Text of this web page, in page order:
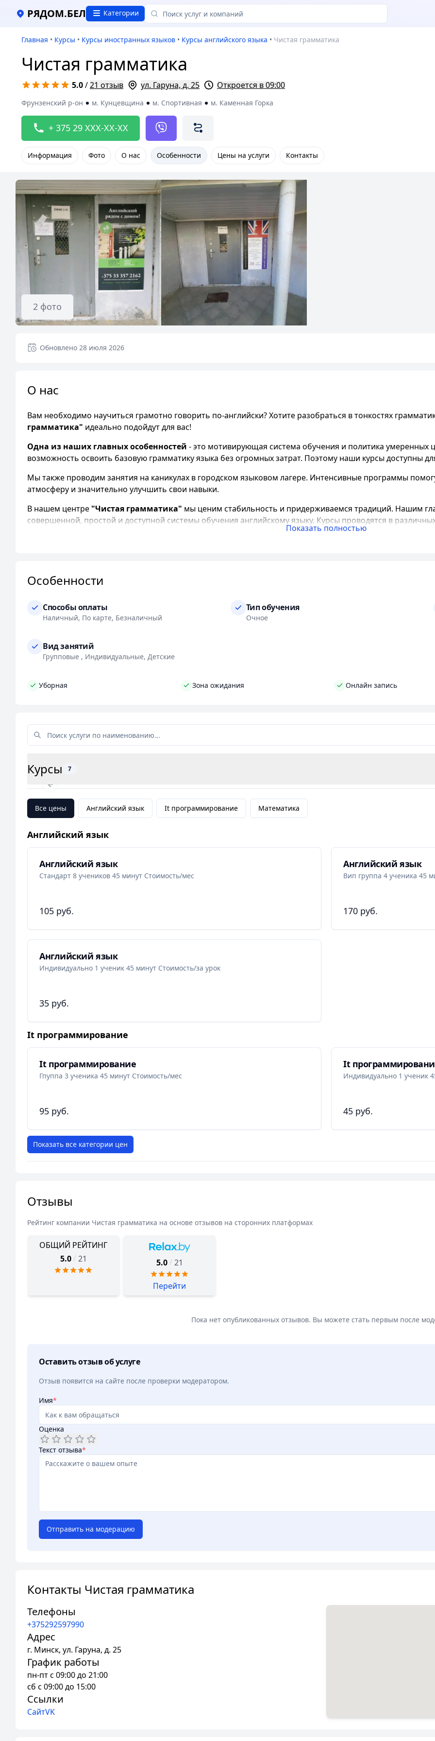
РЯДОМ.БЕЛ Категории
Главная • Курсы • Курсы иностранных языков • Курсы английского языка • Чистая грамматика
Чистая грамматика
5.0/21 отзыв ул. Гаруна, д. 25 Откроется в 09:00
Фрунзенский р-он м. Кунцевщина м. Спортивная м. Каменная Горка
+ 375 29 XXX-XX-XX
Информация Фото О нас Особенности Цены на услуги Контакты
2 фото
Обновлено 28 июля 2026
О нас
Вам необходимо научиться грамотно говорить по-английски? Хотите разобраться в тонкостях
грамматика" идеально подойдут для вас!
Одна из наших главных особенностей - это мотивирующая система обучения и политика
возможность освоить базовую грамматику языка без огромных затрат. Поэтому наши курсы доступны
Мы также проводим занятия на каникулах в городском языковом лагере. Интенсивные программы
атмосферу и значительно улучшить свои навыки.
В нашем центре "Чистая грамматика" мы ценим стабильность и придерживаемся традиций. Нашим
совершенной, простой и доступной системы обучения английскому языку. Курсы проводятся в
Что еще отличает нас от других? Мы постоянно работаем над совершенствованием нашей программы и
Онлайн запись на курсы и доступ к Wi-Fi - это еще одно преимущество, которое мы предлагаем нашим
ожидания для комфорта всех наших посетителей.
Мы стремимся быть ближе к вам, поэтому наши курсы доступны не только в утренние и вечерние часы,
индивидуальные занятия, так и групповые занятия, чтобы каждый мог выбрать наиболее удобный
курсы уже сейчас и начните говорить по-английски грамотно!
Показать полностью
Особенности
Способы оплаты
Наличный, По карте, Безналичный
Тип обучения
Очное
Вид занятий
Групповые , Индивидуальные, Детские
Уборная Зона ожидания Онлайн запись
Курсы 7
Previous slide
Все цены Английский язык It программирование Математика
Английский язык
Английский язык
Стандарт 8 учеников 45 минут Стоимость/мес
105 руб.
Английский язык
Вип группа 4 ученика 45
170 руб.
Английский язык
Индивидуально 1 ученик 45 минут Стоимость/за урок
35 руб.
It программирование
It программирование
Гпуппа 3 ученика 45 минут Стоимость/мес
95 руб.
It
Индивидуально 1 ученик
45 руб.
Показать все категории цен
Отзывы
Рейтинг компании Чистая грамматика на основе отзывов на сторонних платформах
ОБЩИЙ РЕЙТИНГ
5.0 / 21 5.0 / 21
Перейти
Пока нет опубликованных отзывов. Вы можете стать первым после
Оставить отзыв об услуге
Отзыв появится на сайте после проверки модератором.
Имя*
Оценка
Текст отзыва*
Отправить на модерацию
Контакты Чистая грамматика
Телефоны
+375292597990
Адрес
г. Минск, ул. Гаруна, д. 25
График работы
пн-пт с 09:00 до 21:00
сб с 09:00 до 15:00
Ссылки
СайтVK